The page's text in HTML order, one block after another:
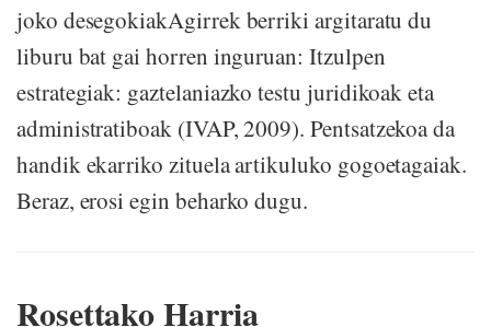
joko desegokiakAgirrek berriki argitaratu du
liburu bat gai horren inguruan: Itzulpen
estrategiak: gaztelaniazko testu juridikoak eta
administratiboak (IVAP, 2009). Pentsatzekoa da
handik ekarriko zituela artikuluko gogoetagaiak.
Beraz, erosi egin beharko dugu.
Rosettako Harria